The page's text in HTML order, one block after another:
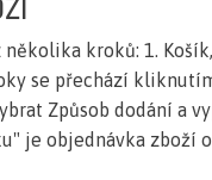
kroků: 1.
se přechází
Způsob dodání a
je objednávka zboží